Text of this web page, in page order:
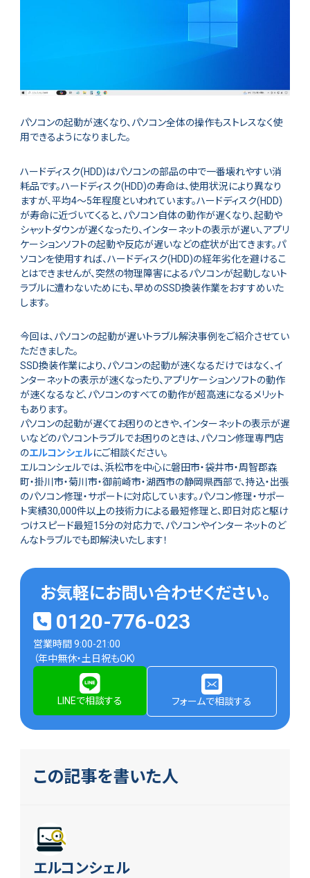
パソコンの起動が速くなり、パソコン全体の操作もストレスなく使
用できるようになりました。
ハードディスク(HDD)はパソコンの部品の中で一番壊れやすい消
耗品です。ハードディスク(HDD)の寿命は、使用状況により異なり
ますが、平均4～5年程度といわれています。ハードディスク(HDD)
が寿命に近づいてくると、パソコン自体の動作が遅くなり、起動や
シャットダウンが遅くなったり、インターネットの表示が遅い、アプリ
ケーションソフトの起動や反応が遅いなどの症状が出てきます。パ
ソコンを使用すれば、ハードディスク(HDD)の経年劣化を避けるこ
とはできませんが、突然の物理障害によるパソコンが起動しないト
ラブルに遭わないためにも、早めのSSD換装作業をおすすめいた
します。
今回は、パソコンの起動が遅いトラブル解決事例をご紹介させてい
ただきました。
SSD換装作業により、パソコンの起動が速くなるだけではなく、イ
ンターネットの表示が速くなったり、アプリケーションソフトの動作
が速くなるなど、パソコンのすべての動作が超高速になるメリット
もあります。
パソコンの起動が遅くてお困りのときや、インターネットの表示が遅
いなどのパソコントラブルでお困りのときは、パソコン修理専門店
のエルコンシェルにご相談ください。
エルコンシェルでは、浜松市を中心に磐田市・袋井市・周智郡森
町・掛川市・菊川市・御前崎市・湖西市の静岡県西部で、持込・出張
のパソコン修理・サポートに対応しています。パソコン修理・サポー
ト実績30,000件以上の技術力による最短修理と、即日対応と駆け
つけスピード最短15分の対応力で、パソコンやインターネットのど
んなトラブルでも即解決いたします！
お気軽にお問い合わせください。
0120-776-023
営業時間 9:00-21:00
（年中無休・土日祝もOK）
LINEで相談する フォームで相談する
この記事を書いた人
エルコンシェル